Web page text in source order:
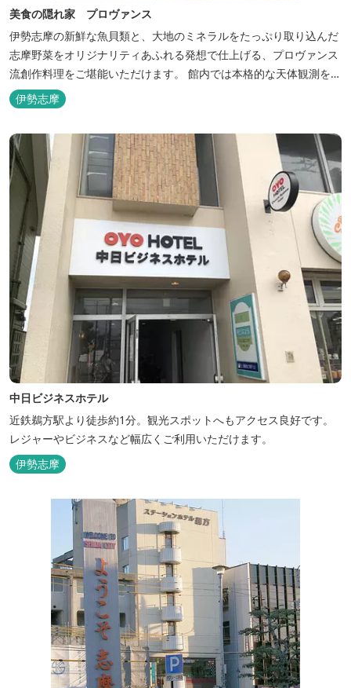
美食の隠れ家 プロヴァンス
伊勢志摩の新鮮な魚貝類と、大地のミネラルをたっぷり取り込んだ
志摩野菜をオリジナリティあふれる発想で仕上げる、プロヴァンス
流創作料理をご堪能いただけます。 館内では本格的な天体観測を日
数限定で開催。伊勢志摩の美しい星空を星空コンシェルジュがご案
内いたします。
伊勢志摩
中日ビジネスホテル
近鉄鵜方駅より徒歩約1分。観光スポットへもアクセス良好です。
レジャーやビジネスなど幅広くご利用いただけます。
伊勢志摩